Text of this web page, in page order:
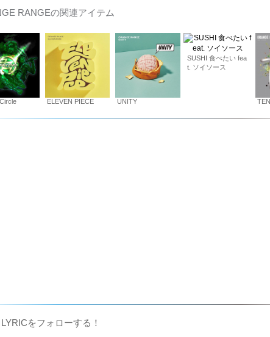
RANGEの関連アイテム
ELEVEN PIECE UNITY
SUSHI 食べたい fea
t. ソイソース
TEN
をフォローする！